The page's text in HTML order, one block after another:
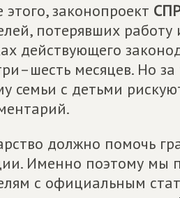
этого, законопроект
потерявших
действующего
месяцев. Но
семьи с детьми
должно помочь
Именно поэтому мы
с официальным